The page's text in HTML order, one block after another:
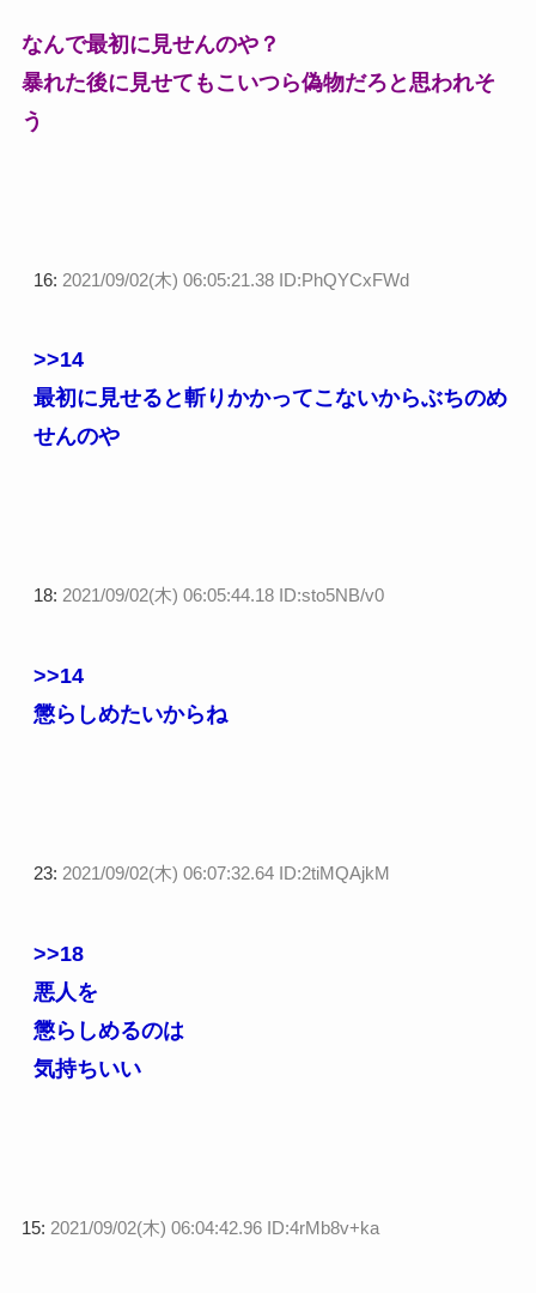
なんで最初に見せんのや？
暴れた後に見せてもこいつら偽物だろと思われそ
う
16: 2021/09/02(木) 06:05:21.38 ID:PhQYCxFWd
>>14
最初に見せると斬りかかってこないからぶちのめ
せんのや
18: 2021/09/02(木) 06:05:44.18 ID:sto5NB/v0
>>14
懲らしめたいからね
23: 2021/09/02(木) 06:07:32.64 ID:2tiMQAjkM
>>18
悪人を
懲らしめるのは
気持ちいい
15: 2021/09/02(木) 06:04:42.96 ID:4rMb8v+ka